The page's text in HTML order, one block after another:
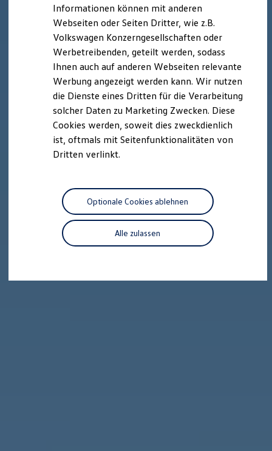
Lifestyle Shop
T-Roc Kollektion
Golf Kollektion
ID. Kollektion
Volkswagen Kollektion
R-Kollektion
GTI Kollektion
Fußball Drop
we drive football
#wedriveproud
Besitzer und Service
Software Updates
Service und Ersatzteile
Motorenöl und Flüssigkeiten
Räder und Reifen
Pannen- und Unfallhilfe
Economy Service
Volkswagen Teile
Zubehör
Informationen können mit anderen
Webseiten oder Seiten Dritter, wie z.B.
Volkswagen Konzerngesellschaften oder
Werbetreibenden, geteilt werden, sodass
Ihnen auch auf anderen Webseiten relevante
Werbung angezeigt werden kann. Wir nutzen
die Dienste eines Dritten für die Verarbeitung
solcher Daten zu Marketing Zwecken. Diese
Cookies werden, soweit dies zweckdienlich
ist, oftmals mit Seitenfunktionalitäten von
Dritten verlinkt.
Alle zulassen
Optionale Cookies ablehnen